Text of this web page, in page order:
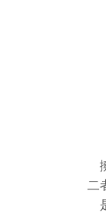
二